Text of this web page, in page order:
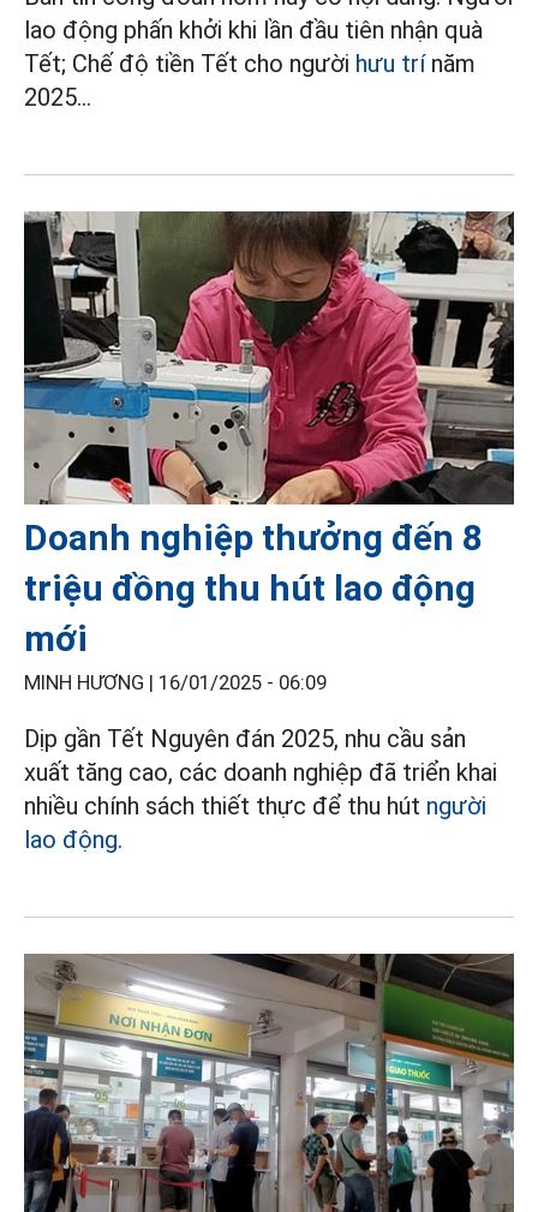
lao động phấn khởi khi lần đầu tiên nhận quà
Tết; Chế độ tiền Tết cho người hưu trínăm
2025...
Doanh nghiệp thưởng đến 8
triệu đồng thu hút lao động
mới
MINH HƯƠNG | 16/01/2025 - 06:09
Dịp gần Tết Nguyên đán 2025, nhu cầu sản
xuất tăng cao, các doanh nghiệp đã triển khai
nhiều chính sách thiết thực để thu hút người
lao động.